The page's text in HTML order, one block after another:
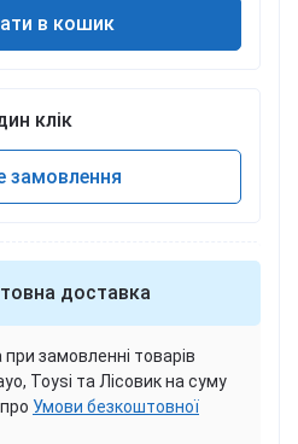
в кошик
клік
замовлення
доставка
замовленні товарів
Toysi та Лісовик на суму
Умови безкоштовної